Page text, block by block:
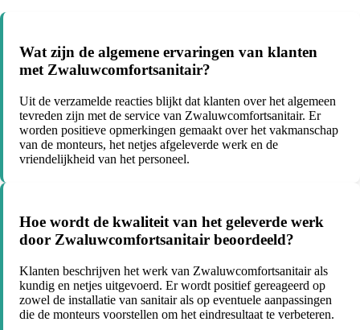
Wat zijn de algemene ervaringen van klanten
met Zwaluwcomfortsanitair?
Uit de verzamelde reacties blijkt dat klanten over het algemeen
tevreden zijn met de service van Zwaluwcomfortsanitair. Er
worden positieve opmerkingen gemaakt over het vakmanschap
van de monteurs, het netjes afgeleverde werk en de
vriendelijkheid van het personeel.
Hoe wordt de kwaliteit van het geleverde werk
door Zwaluwcomfortsanitair beoordeeld?
Klanten beschrijven het werk van Zwaluwcomfortsanitair als
kundig en netjes uitgevoerd. Er wordt positief gereageerd op
zowel de installatie van sanitair als op eventuele aanpassingen
die de monteurs voorstellen om het eindresultaat te verbeteren.